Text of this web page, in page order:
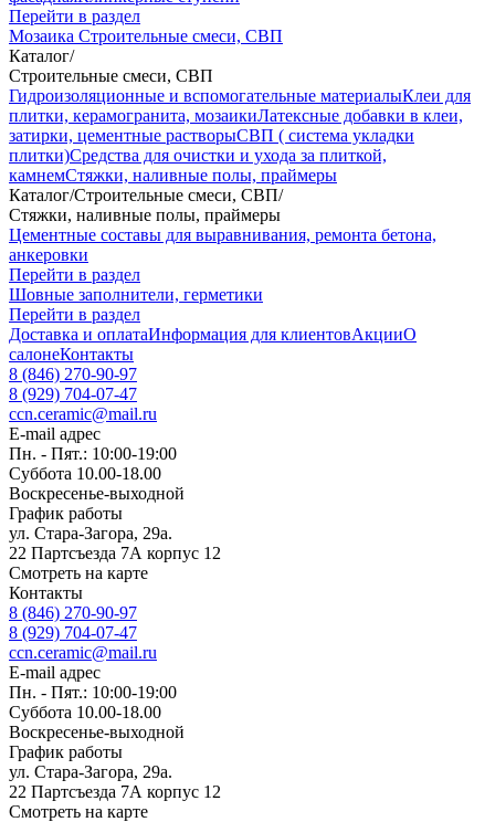
Перейти в раздел
Мозаика Строительные смеси, СВП
Каталог/
Строительные смеси, СВП
Гидроизоляционные и вспомогательные материалыКлеи для
плитки, керамогранита, мозаикиЛатексные добавки в клеи,
затирки, цементные растворыСВП ( система укладки
плитки)Средства для очистки и ухода за плиткой,
камнемСтяжки, наливные полы, праймеры
Каталог/Строительные смеси, СВП/
Стяжки, наливные полы, праймеры
Цементные составы для выравнивания, ремонта бетона,
анкеровки
Перейти в раздел
Шовные заполнители, герметики
Перейти в раздел
Доставка и оплатаИнформация для клиентовАкцииО
салонеКонтакты
8 (846) 270-90-97
8 (929) 704-07-47
ccn.ceramic@mail.ru
E-mail адрес
Пн. - Пят.: 10:00-19:00
Суббота 10.00-18.00
Воскресенье-выходной
График работы
ул. Стара-Загора, 29а.
22 Партсъезда 7А корпус 12
Смотреть на карте
Контакты
8 (846) 270-90-97
8 (929) 704-07-47
ccn.ceramic@mail.ru
E-mail адрес
Пн. - Пят.: 10:00-19:00
Суббота 10.00-18.00
Воскресенье-выходной
График работы
ул. Стара-Загора, 29а.
22 Партсъезда 7А корпус 12
Смотреть на карте